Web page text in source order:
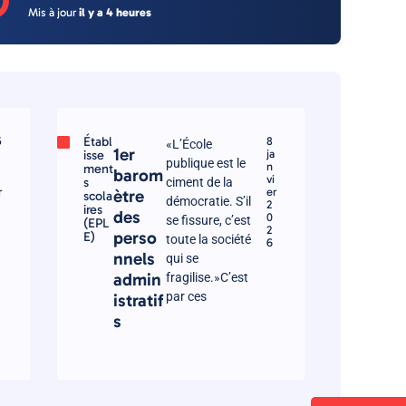
Établ
isse
ment
s
scola
ires
(EPL
E)
1er
barom
ètre
des
perso
nnels
admin
istratif
s
«L’École
publique est le
ciment de la
démocratie. S’il
se fissure, c’est
toute la société
qui se
fragilise.»C’est
par ces
8
ja
n
vi
er
2
0
2
6
Mis à jouril y a 4 heures